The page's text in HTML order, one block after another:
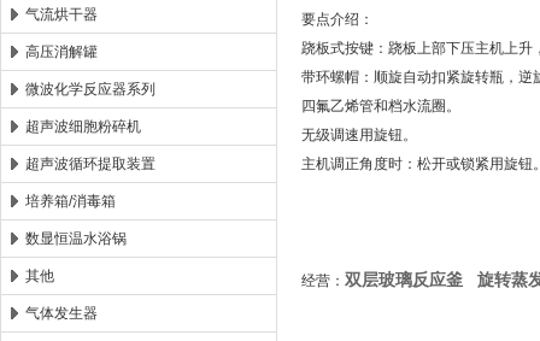
气流烘干器
高压消解罐
微波化学反应器系列
超声波细胞粉碎机
超声波循环提取装置
培养箱/消毒箱
数显恒温水浴锅
其他
气体发生器
要点介绍：
跷板式按键：跷板上部下压主机上升
带环螺帽：顺旋自动扣紧旋转瓶，逆
四氟乙烯管和档水流圈。
无级调速用旋钮。
主机调正角度时：松开或锁紧用旋钮
经营： 双层玻璃反应釜 旋转蒸